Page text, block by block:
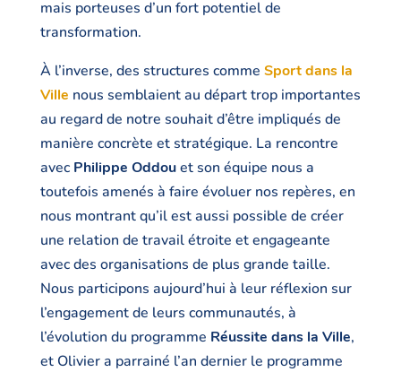
mais porteuses d’un fort potentiel de
transformation.
À l’inverse, des structures comme Sport dans la
Ville nous semblaient au départ trop importantes
au regard de notre souhait d’être impliqués de
manière concrète et stratégique. La rencontre
avec Philippe Oddouet son équipe nous a
toutefois amenés à faire évoluer nos repères, en
nous montrant qu’il est aussi possible de créer
une relation de travail étroite et engageante
avec des organisations de plus grande taille.
Nous participons aujourd’hui à leur réflexion sur
l’engagement de leurs communautés, à
l’évolution du programme Réussite dans la Ville,
et Olivier a parrainé l’an dernier le programme